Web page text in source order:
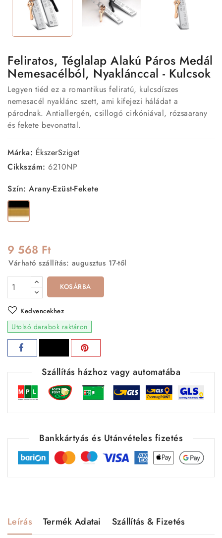
Feliratos, Téglalap Alakú Páros Medál
Nemesacélból, Nyaklánccal - Kulcsok
Legyen tiéd ez a romantikus feliratú, kulcsdíszes
nemesacél nyaklánc szett, ami kifejezi háládat a
párodnak. Antiallergén, csillogó cirkóniával, rózsaarany
és fekete bevonattal.
Márka: ÉkszerSziget
Cikkszám: 6210NP
Szín: Arany-Ezüst-Fekete
Arany-
Ezüst-
9 568 Ft
Várható szállítás: augusztus 17-től
KOSÁRBA
Kedvencekhez
Utolsó darabok raktáron
Szállítás házhoz vagy automatába
Bankkártyás és Utánvételes fizetés
Leírás Termék Adatai Szállítás & Fizetés